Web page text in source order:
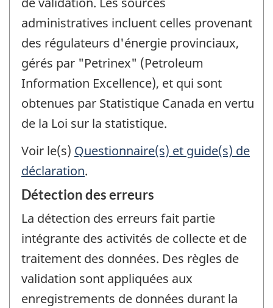
administratives incluent celles provenant
des régulateurs d'énergie provinciaux,
gérés par "Petrinex" (Petroleum
Information Excellence), et qui sont
obtenues par Statistique Canada en vertu
de la Loi sur la statistique.
Voir le(s) Questionnaire(s) et guide(s) de
déclaration.
Détection des erreurs
La détection des erreurs fait partie
intégrante des activités de collecte et de
traitement des données. Des règles de
validation sont appliquées aux
enregistrements de données durant la